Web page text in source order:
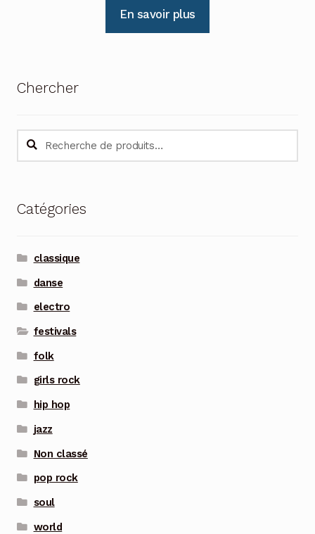
En savoir plus
Chercher
Recherche
pour :
Recherche
Catégories
classique
danse
electro
festivals
folk
girls rock
hip hop
jazz
Non classé
pop rock
soul
world